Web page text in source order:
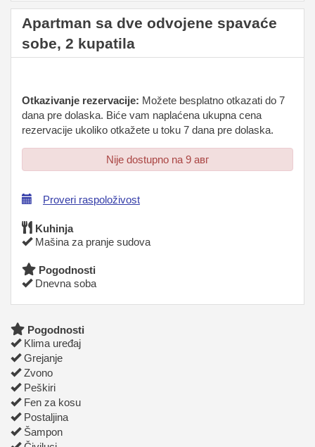
Apartman sa dve odvojene spavaće
sobe, 2 kupatila
Otkazivanje rezervacije: Možete besplatno otkazati do 7
dana pre dolaska. Biće vam naplaćena ukupna cena
rezervacije ukoliko otkažete u toku 7 dana pre dolaska.
Nije dostupno na 9 авг
Proveri raspoloživost
Kuhinja
Mašina za pranje sudova
Pogodnosti
Dnevna soba
Pogodnosti
Klima uređaj
Grejanje
Zvono
Peškiri
Fen za kosu
Postaljina
Šampon